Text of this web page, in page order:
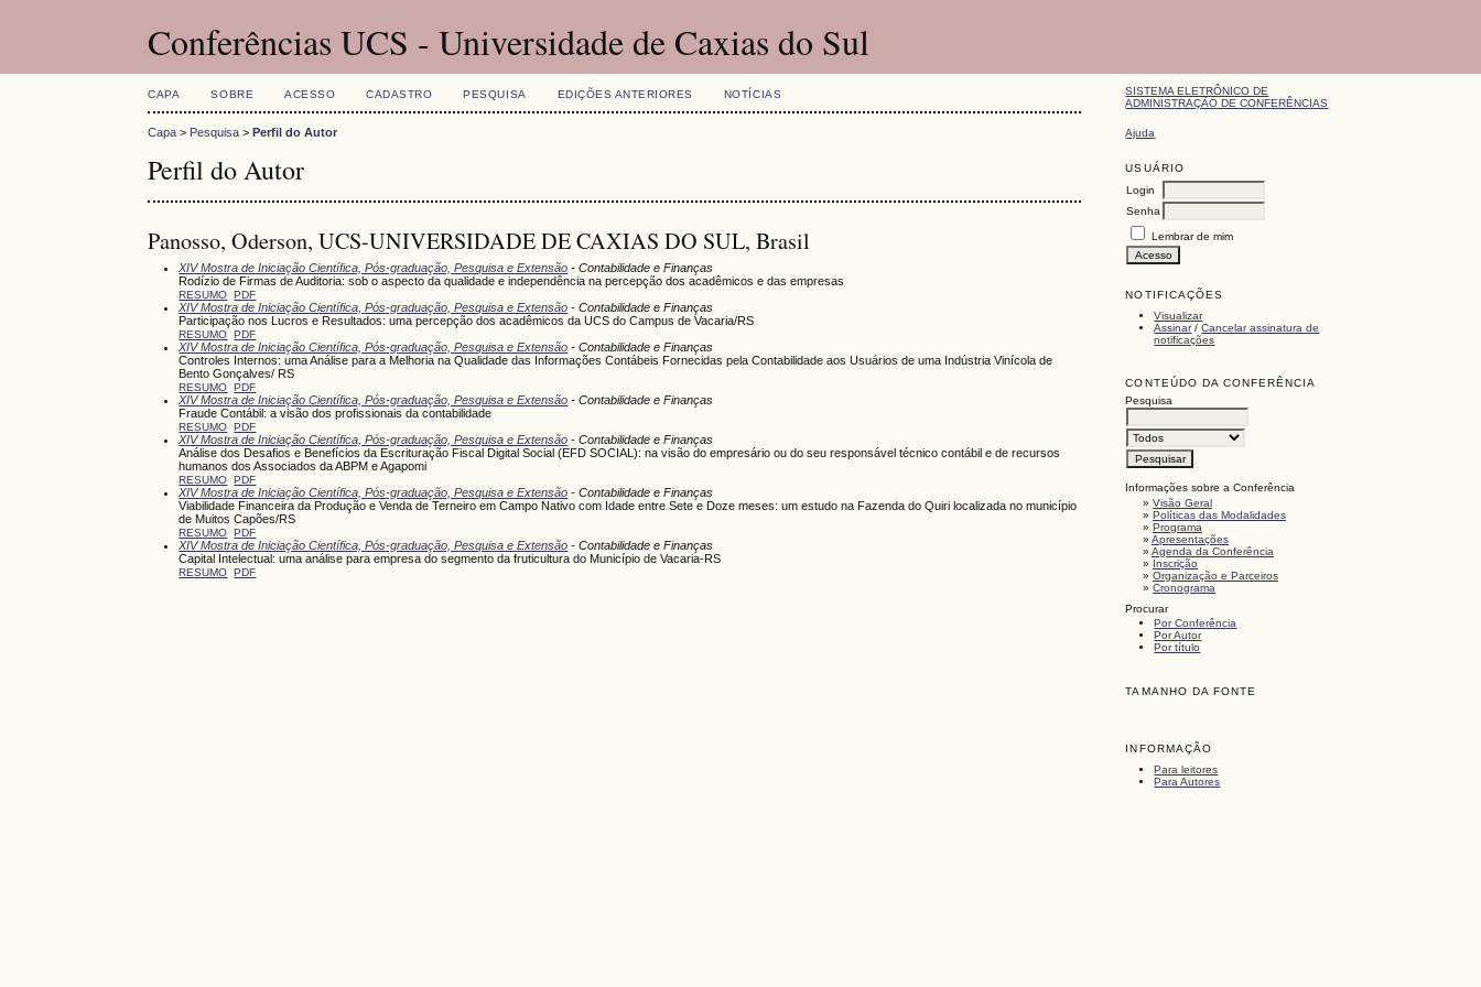
Conferências UCS - Universidade de Caxias do Sul
SISTEMA ELETRÔNICO DE
ADMINISTRAÇÃO DE CONFERÊNCIAS
Ajuda
USUÁRIO
Login
Senha
Lembrar de mim
NOTIFICAÇÕES
Visualizar
Assinar/Cancelar assinatura de
notificações
CONTEÚDO DA CONFERÊNCIA
Pesquisa
Informações sobre a Conferência
»Visão Geral
»Políticas das Modalidades
»Programa
»Apresentações
»Agenda da Conferência
» Inscrição
»Organização e Parceiros
»Cronograma
Procurar
Por Conferência
Por Autor
Por título
TAMANHO DA FONTE
INFORMAÇÃO
Para leitores
Para Autores
CAPA SOBRE ACESSO CADASTRO PESQUISA EDIÇÕES ANTERIORES NOTÍCIAS
Capa > Pesquisa >Perfil do Autor
Perfil do Autor
Panosso, Oderson, UCS-UNIVERSIDADE DE CAXIAS DO SUL, Brasil
XIV Mostra de Iniciação Científica, Pós-graduação, Pesquisa e Extensão - Contabilidade e Finanças
Rodízio de Firmas de Auditoria: sob o aspecto da qualidade e independência na percepção dos acadêmicos e das empresas
RESUMO PDF
XIV Mostra de Iniciação Científica, Pós-graduação, Pesquisa e Extensão - Contabilidade e Finanças
Participação nos Lucros e Resultados: uma percepção dos acadêmicos da UCS do Campus de Vacaria/RS
RESUMO PDF
XIV Mostra de Iniciação Científica, Pós-graduação, Pesquisa e Extensão - Contabilidade e Finanças
Controles Internos: uma Análise para a Melhoria na Qualidade das Informações Contábeis Fornecidas pela Contabilidade aos Usuários de uma Indústria Vinícola de
Bento Gonçalves/ RS
RESUMO PDF
XIV Mostra de Iniciação Científica, Pós-graduação, Pesquisa e Extensão - Contabilidade e Finanças
Fraude Contábil: a visão dos profissionais da contabilidade
RESUMO PDF
XIV Mostra de Iniciação Científica, Pós-graduação, Pesquisa e Extensão - Contabilidade e Finanças
Análise dos Desafios e Benefícios da Escrituração Fiscal Digital Social (EFD SOCIAL): na visão do empresário ou do seu responsável técnico contábil e de recursos
humanos dos Associados da ABPM e Agapomi
RESUMO PDF
XIV Mostra de Iniciação Científica, Pós-graduação, Pesquisa e Extensão - Contabilidade e Finanças
Viabilidade Financeira da Produção e Venda de Terneiro em Campo Nativo com Idade entre Sete e Doze meses: um estudo na Fazenda do Quiri localizada no município
de Muitos Capões/RS
RESUMO PDF
XIV Mostra de Iniciação Científica, Pós-graduação, Pesquisa e Extensão - Contabilidade e Finanças
Capital Intelectual: uma análise para empresa do segmento da fruticultura do Município de Vacaria-RS
RESUMO PDF